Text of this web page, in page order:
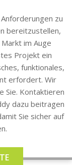
zu
bereitzustellen,
im Auge
Projekt ein
funktionales,
erfordert. Wir
Sie. Kontaktieren
dazu beitragen
Sie sicher auf